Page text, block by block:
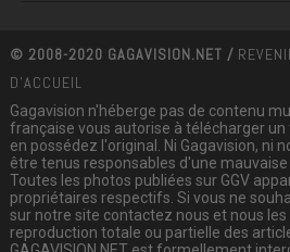
© 2008-2020 GAGAVISION.NET /
D'ACCUEIL
Gagavision n'héberge pas de contenu
française vous autorise à télécharger
en possédez l'original. Ni Gagavision, ni
être tenus responsables d'une mauvaise
Toutes les photos publiées sur GGV
propriétaires respectifs. Si vous ne
sur notre site contactez nous et nous
reproduction totale ou partielle des